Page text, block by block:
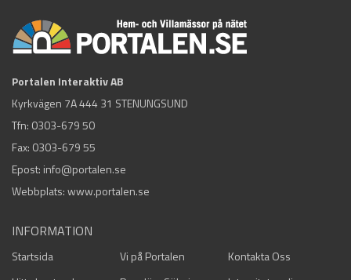
Portalen Interaktiv AB
Kyrkvägen 7A 444 31 STENUNGSUND
Tfn: 0303-679 50
Fax: 0303-679 55
Epost: info@portalen.se
Webbplats: www.portalen.se
INFORMATION
Startsida Vi på Portalen
Kontakta Oss